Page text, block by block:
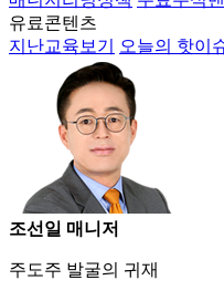
유료콘텐츠
지난교육보기
오늘의 핫이
조선일 매니저
주도주 발굴의 귀재